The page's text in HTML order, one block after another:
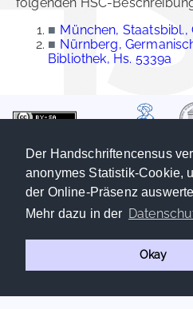
Der Handschriftencensus
anonymes Statistik-Cookie,
der Online-Präsenz
Mehr dazu in der
Okay
■ München, Staatsbibl.,
■ Nürnberg,
Bibliothek, Hs. 5339a